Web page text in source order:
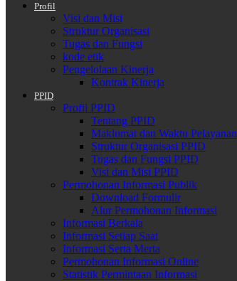
Profil
Visi dan Misi
Struktur Organisasi
Tugas dan Fungsi
kode etik
Pengelolaan Kinerja
Kontrak Kinerja
PPID
Profil PPID
Tentang PPID
Maklumat dan Waktu Pelayanan
Struktur Organisasi PPID
Tugas dan Fungsi PPID
Visi dan Misi PPID
Permohonan Informasi Publik
Download Formulir
Alur Permohonan Informasi
Informasi Berkala
Informasi Setiap Saat
Informasi Serta Merta
Permohonan Informasi Online
Statistik Permintaan Informasi